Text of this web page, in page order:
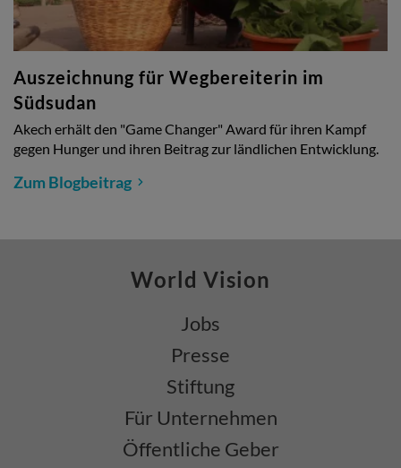
Auszeichnung für Wegbereiterin im
Südsudan
Akech erhält den "Game Changer" Award für ihren Kampf
gegen Hunger und ihren Beitrag zur ländlichen Entwicklung.
Zum Blogbeitrag
World Vision
Jobs
Presse
Stiftung
Für Unternehmen
Öffentliche Geber